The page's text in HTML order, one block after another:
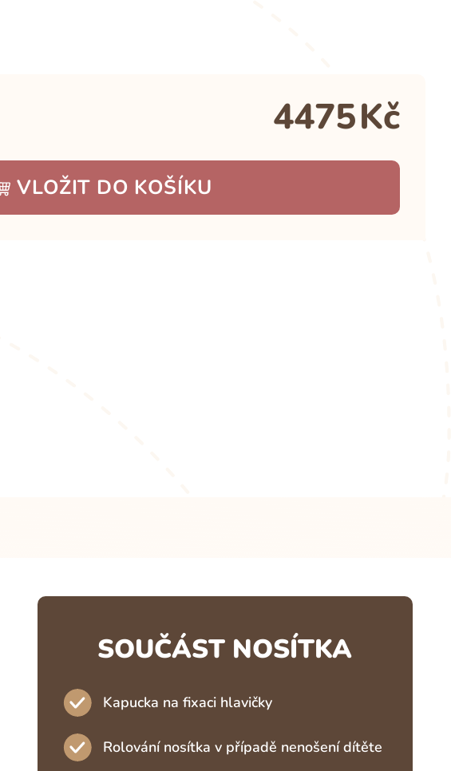
4475Kč
VLOŽIT DO KOŠÍKU
SOUČÁST NOSÍTKA
Kapucka na fixaci hlavičky
Rolování nosítka v případě nenošení dítěte